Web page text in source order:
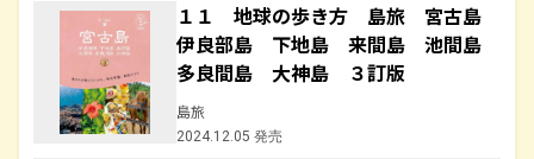
１１ 地球の歩き方 島旅 宮古島
伊良部島 下地島 来間島 池間島
多良間島 大神島 ３訂版
島旅
2024.12.05 発売